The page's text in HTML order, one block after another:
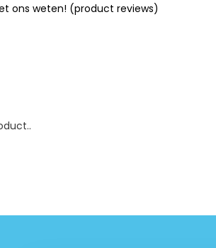
ons weten! (product reviews)